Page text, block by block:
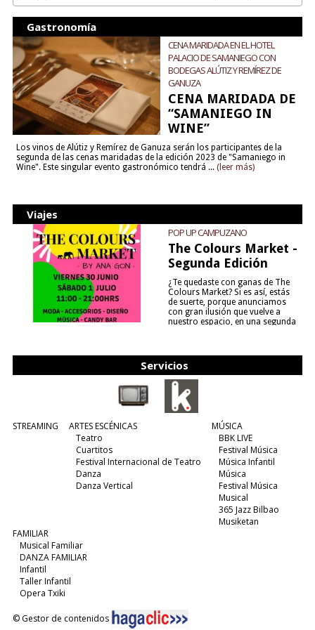
Gastronomía
CENA MARIDADA EN EL HOTEL
PALACIO DE SAMANIEGO CON
BODEGAS ALÚTIZ Y REMÍREZ DE
GANUZA
CENA MARIDADA DE
“SAMANIEGO IN
WINE”
Los vinos de Alútiz y Remírez de Ganuza serán los participantes de la
segunda de las cenas maridadas de la edición 2023 de "Samaniego in
Wine". Este singular evento gastronómico tendrá ... (leer más)
Viajes
POP UP CAMPUZANO
The Colours Market -
Segunda Edición
¿Te quedaste con ganas de The
Colours Market? Si es así, estás
de suerte, porque anunciamos
con gran ilusión que vuelve a
nuestro espacio, en una segunda
Servicios
STREAMING
ARTES ESCÉNICAS
Teatro
Cuartitos
Festival Internacional de Teatro
Danza
Danza Vertical
MÚSICA
BBK LIVE
Festival Música
Música Infantil
Música
Festival Música
Musical
365 Jazz Bilbao
Musiketan
FAMILIAR
Musical Familiar
DANZA FAMILIAR
Infantil
Taller Infantil
Opera Txiki
© Gestor de contenidos